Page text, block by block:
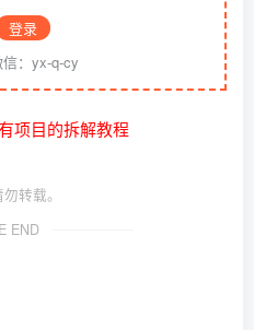
登录
：yx-q-cy
项目的拆解教程
转载。
END